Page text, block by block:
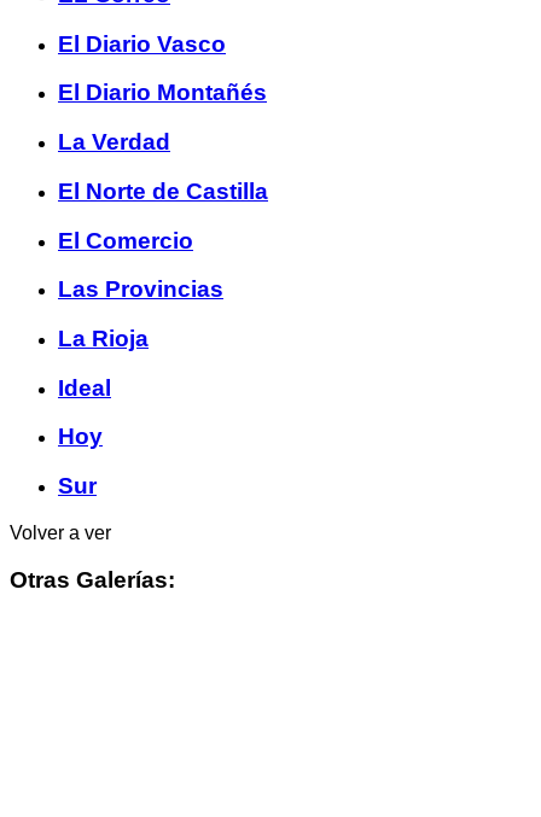
El Diario Vasco
El Diario Montañés
La Verdad
El Norte de Castilla
El Comercio
Las Provincias
La Rioja
Ideal
Hoy
Sur
Volver a ver
Otras Galerías: